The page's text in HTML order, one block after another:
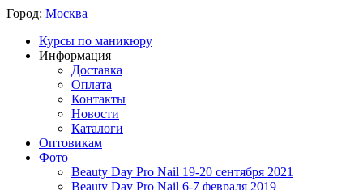
Город: Москва
Курсы по маникюру
Информация
Доставка
Оплата
Контакты
Новости
Каталоги
Оптовикам
Фото
Beauty Day Pro Nail 19-20 сентября 2021
Beauty Day Pro Nail 6-7 февраля 2019